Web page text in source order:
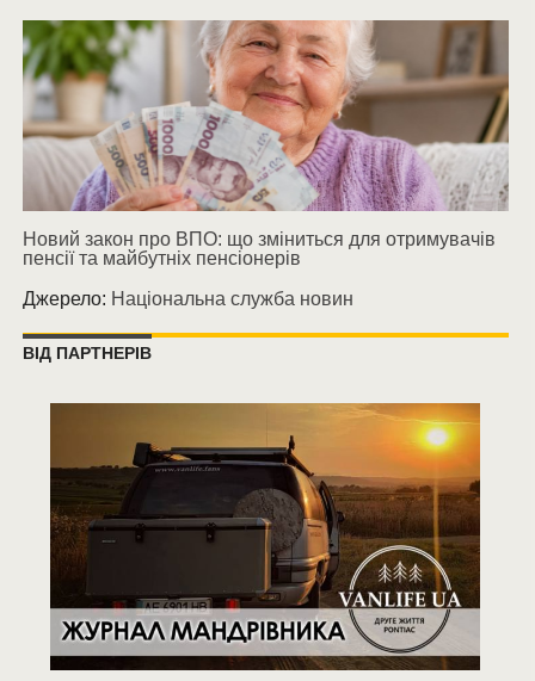
Новий закон про ВПО: що зміниться для отримувачів
пенсії та майбутніх пенсіонерів
Джерело: Національна служба новин
ВІД ПАРТНЕРІВ